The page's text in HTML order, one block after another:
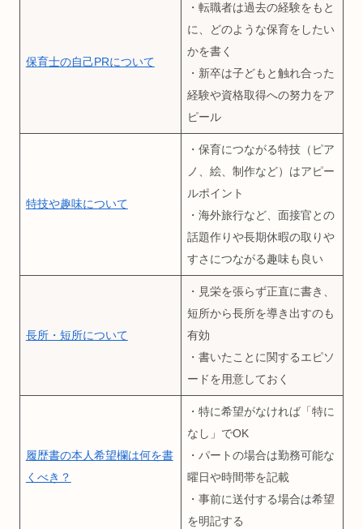
保育士の自己PRについて
・転職者は過去の経験をもと
に、どのような保育をしたい
かを書く
・新卒は子どもと触れ合った
経験や資格取得への努力をア
ピール
特技や趣味について
・保育につながる特技（ピア
ノ、絵、制作など）はアピー
ルポイント
・海外旅行など、面接官との
話題作りや長期休暇の取りや
すさにつながる趣味も良い
長所・短所について
・見栄を張らず正直に書き、
短所から長所を導き出すのも
有効
・書いたことに関するエピソ
ードを用意しておく
履歴書の本人希望欄は何を書
くべき？
・特に希望がなければ「特に
なし」でOK
・パートの場合は勤務可能な
曜日や時間帯を記載
・事前に送付する場合は希望
を明記する